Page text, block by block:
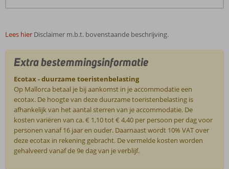
Lees hier Disclaimer m.b.t. bovenstaande beschrijving.
Extra bestemmingsinformatie
Ecotax - duurzame toeristenbelasting
Op Mallorca betaal je bij aankomst in je accommodatie een
ecotax. De hoogte van deze duurzame toeristenbelasting is
afhankelijk van het aantal sterren van je accommodatie. De
kosten variëren van ca. € 1,10 tot € 4,40 per persoon per dag voor
personen vanaf 16 jaar en ouder. Daarnaast wordt 10% VAT over
deze ecotax in rekening gebracht. De vermelde kosten worden
gehalveerd vanaf de 9e dag van je verblijf.